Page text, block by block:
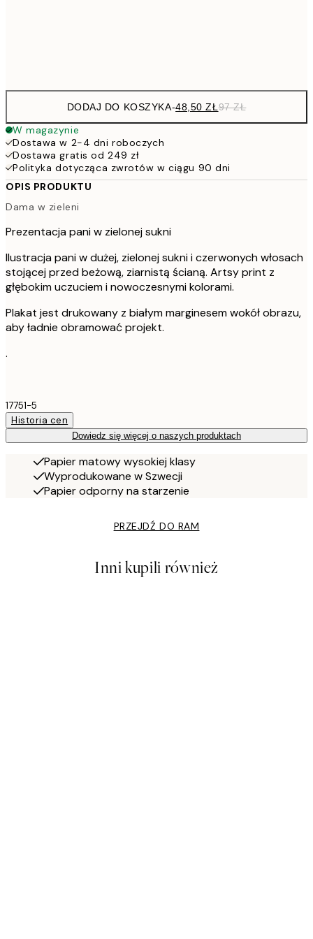
DODAJ DO KOSZYKA-48,50 ZŁ97 ZŁ
W magazynie
Dostawa w 2-4 dni roboczych
Dostawa gratis od 249 zł
Polityka dotycząca zwrotów w ciągu 90 dni
OPIS PRODUKTU
Dama w zieleni
Prezentacja pani w zielonej sukni
Ilustracja pani w dużej, zielonej sukni i czerwonych włosach
stojącej przed beżową, ziarnistą ścianą. Artsy print z
głębokim uczuciem i nowoczesnymi kolorami.
Plakat jest drukowany z białym marginesem wokół obrazu,
aby ładnie obramować projekt.
.
17751-5
Historia cen
Dowiedz się więcej o naszych produktach
Papier matowy wysokiej klasy
Wyprodukowane w Szwecji
Papier odporny na starzenie
PRZEJDŹ DO RAM
Inni kupili również